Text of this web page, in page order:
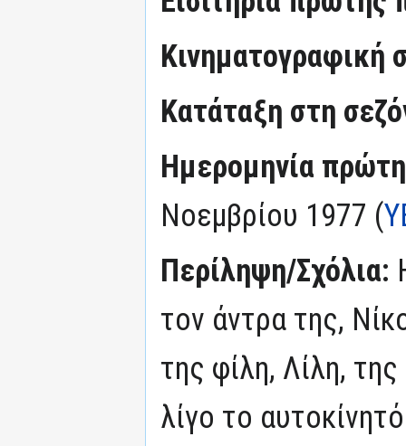
Κινηματογραφική
Κατάταξη στη
Ημερομηνία
Νοεμβρίου 1977 (
Περίληψη/Σχόλια:
τον άντρα της,
της φίλη, Λίλη, της
λίγο το